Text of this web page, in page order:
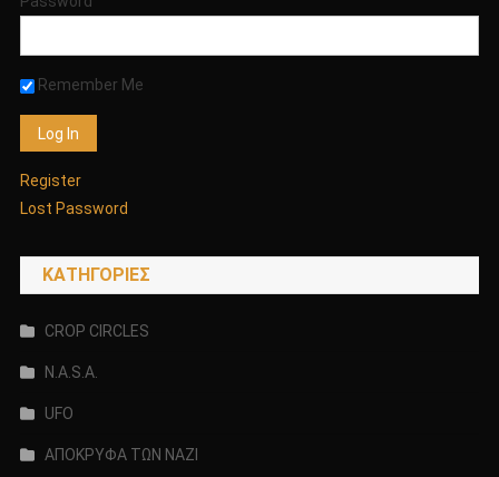
Remember Me
Register
Lost Password
KΑΤΗΓΟΡΊΕΣ
CROP CIRCLES
N.A.S.A.
UFO
ΑΠΟΚΡΥΦΑ ΤΩΝ ΝΑΖΙ